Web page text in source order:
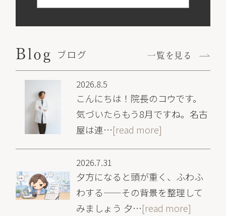
Blog ブログ 一覧を見る
2026.8.5
こんにちは！院長のコウです。
気づいたらもう8月ですね。名古
屋は連…[read more]
2026.7.31
夕方になると頭が重く、ふわふ
わする——その背景を整理して
みましょう 夕…[read more]